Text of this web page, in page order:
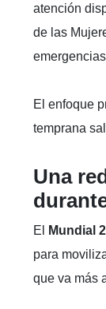
atención
de las
El enfoque
temprana
Una
El Mundial
para
que va más